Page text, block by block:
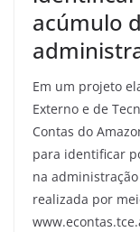
acúmulo
Em um projeto
Externo e de
Contas do
para identificar
na
realizada por